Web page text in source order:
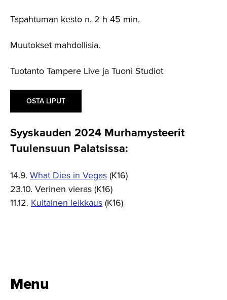
Tapahtuman kesto n. 2 h 45 min.
Muutokset mahdollisia.
Tuotanto Tampere Live ja Tuoni Studiot
OSTA LIPUT
Syyskauden 2024 Murhamys­teerit
Tuulensuun Palatsissa:
14.9. What Dies in Vegas (K16)
23.10. Verinen vieras (K16)
11.12. Kultainen leikkaus (K16)
Menu